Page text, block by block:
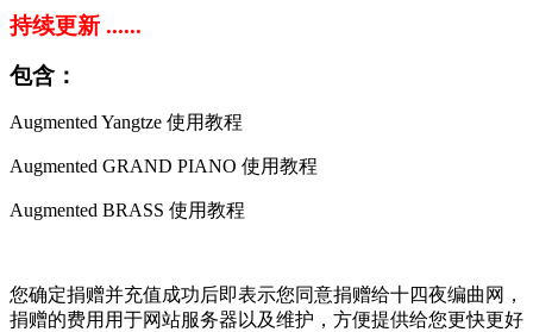
持续更新 ......
包含：
Augmented Yangtze 使用教程
Augmented GRAND PIANO 使用教程
Augmented BRASS 使用教程
您确定捐赠并充值成功后即表示您同意捐赠给十四夜编曲网，
捐赠的费用用于网站服务器以及维护，方便提供给您更快更好